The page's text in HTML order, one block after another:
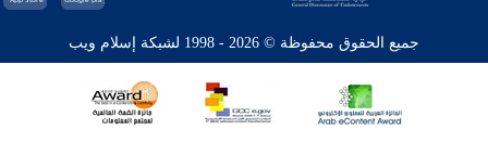
جميع الحقوق محفوظة © 2026 - 1998 لشبكة إسلام ويب